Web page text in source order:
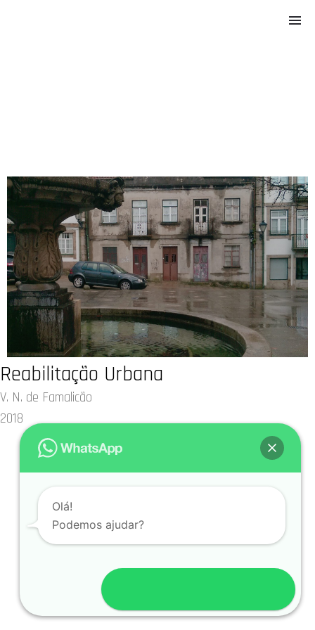
Reabilitação Urbana
V. N. de Famalicão
2018
Enviar mensagem para ARJ Project
Olá!
Podemos ajudar?